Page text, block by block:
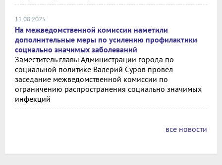
11.08.2025
На межведомственной комиссии наметили
дополнительные меры по усилению профилактики
социально значимых заболеваний
Заместитель главы Администрации города по
социальной политике Валерий Суров провел
заседание межведомственной комиссии по
ограничению распространения социально значимых
инфекций
все новости